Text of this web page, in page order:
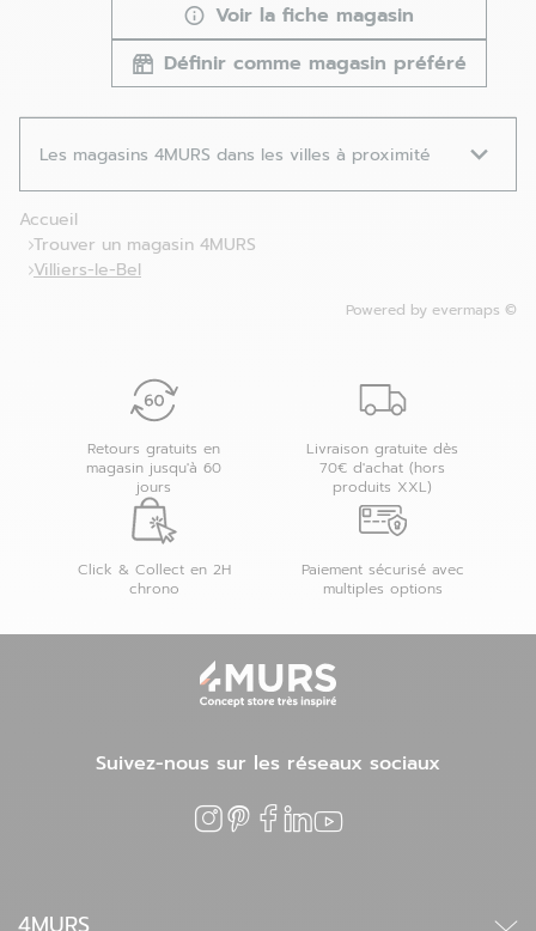
Voir la fiche magasin
Définir comme magasin préféré
Les magasins 4MURS dans les villes à proximité
Accueil
Trouver un magasin 4MURS
Villiers-le-Bel
Powered by evermaps ©
Retours gratuits en
magasin jusqu'à 60
jours
Livraison gratuite dès
70€ d'achat (hors
produits XXL)
Click & Collect en 2H
chrono
Paiement sécurisé avec
multiples options
Suivez-nous sur les réseaux sociaux